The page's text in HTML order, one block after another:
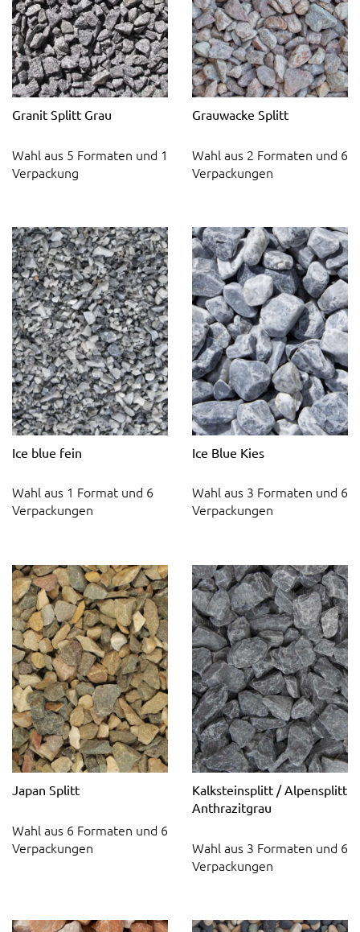
Granit Splitt Grau
Wahl aus 5 Formaten und 1
Verpackung
Grauwacke Splitt
Wahl aus 2 Formaten und 6
Verpackungen
Ice blue fein
Wahl aus 1 Format und 6
Verpackungen
Ice Blue Kies
Wahl aus 3 Formaten und 6
Verpackungen
Japan Splitt
Wahl aus 6 Formaten und 6
Verpackungen
Kalksteinsplitt / Alpensplitt
Anthrazitgrau
Wahl aus 3 Formaten und 6
Verpackungen